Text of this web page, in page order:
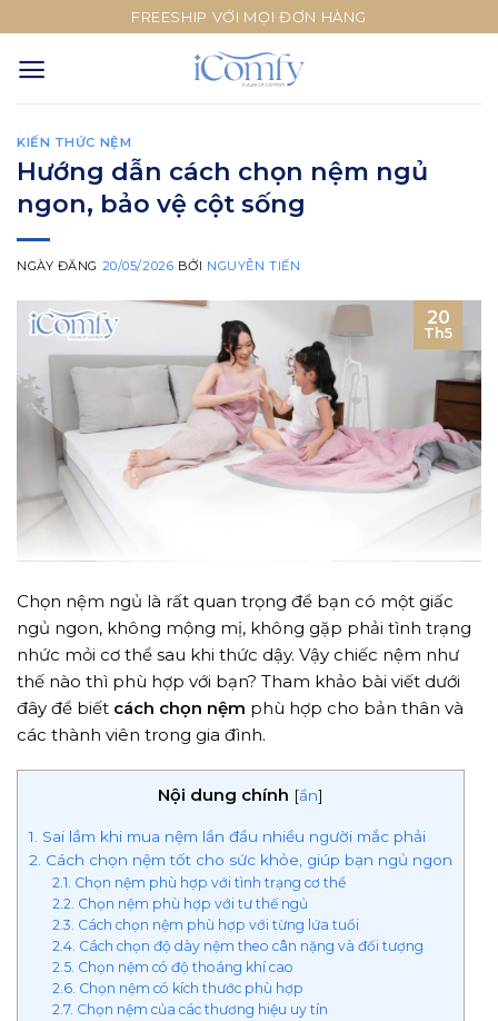
to
content
FREESHIP VỚI MỌI ĐƠN HÀNG
KIẾN THỨC NỆM
Hướng dẫn cách chọn nệm ngủ
ngon, bảo vệ cột sống
NGÀY ĐĂNG 20/05/2026 BỞI NGUYỄN TIẾN
20
Th5
Chọn nệm ngủ là rất quan trọng để bạn có một giấc
ngủ ngon, không mộng mị, không gặp phải tình trạng
nhức mỏi cơ thể sau khi thức dậy. Vậy chiếc nệm như
thế nào thì phù hợp với bạn? Tham khảo bài viết dưới
đây để biết cách chọn nệm phù hợp cho bản thân và
các thành viên trong gia đình.
Nội dung chính [ẩn]
1. Sai lầm khi mua nệm lần đầu nhiều người mắc phải
2. Cách chọn nệm tốt cho sức khỏe, giúp bạn ngủ ngon
2.1. Chọn nệm phù hợp với tình trạng cơ thể
2.2. Chọn nệm phù hợp với tư thế ngủ
2.3. Cách chọn nệm phù hợp với từng lứa tuổi
2.4. Cách chọn độ dày nệm theo cân nặng và đối tượng
2.5. Chọn nệm có độ thoáng khí cao
2.6. Chọn nệm có kích thước phù hợp
2.7. Chọn nệm của các thương hiệu uy tín